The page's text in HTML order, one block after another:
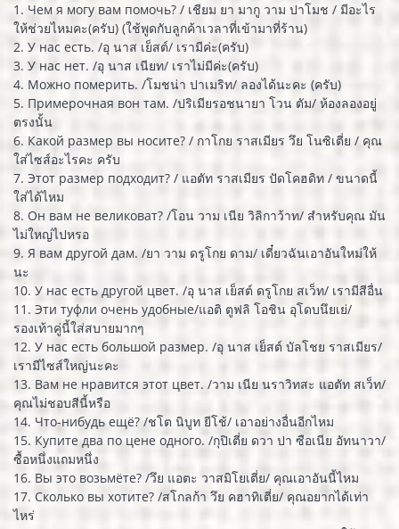
1. Чем я могу вам помочь? / เชียม ยา มากู วาม ปาโมช / มีอะไร
ให้ช่วยไหมคะ(ครับ) (ใช้พูดกับลูกค้าเวลาที่เข้ามาที่ร้าน)
2. У нас есть. /อุ นาส เย็สต์/ เรามีค่ะ(ครับ)
3. У нас нет. /อุ นาส เนียท/ เราไม่มีค่ะ(ครับ)
4. Можно померить. /โมชน่า ปาเมริท/ ลองได้นะคะ (ครับ)
5. Примерочная вон там. /ปริเมียรอชนายา โวน ตัม/ ห้องลองอยู่
ตรงนั้น
6. Какой размер вы носите? / กาโกย ราสเมียร วึย โนซิเตี่ย / คุณ
ใส่ไซส์อะไรคะ ครับ
7. Этот размер подходит? / แอตัท ราสเมียร ปัดโคฮดิท / ขนาดนี้
ใส่ได้ไหม
8. Он вам не великоват? /โอน วาม เนีย วิลิกาว้าท/ สำหรับคุณ มัน
ไม่ใหญ่ไปหรอ
9. Я вам другой дам. /ยา วาม ดรูโกย ดาม/ เดี๋ยวฉันเอาอันใหม่ให้
นะ
10. У нас есть другой цвет. /อุ นาส เย็สต์ ดรูโกย สเว็ท/ เรามีสีอื่น
11. Эти туфли очень удобные/แอติ ตูฟลิ โอชิน อุโดบนึยเย่/
รองเท้าคู่นี้ใส่สบายมากๆ
12. У нас есть большой размер. /อุ นาส เย็สต์ บัลโชย ราสเมียร/
เรามีไซส์ใหญ่นะคะ
13. Вам не нравится этот цвет. /วาม เนีย นราวิทสะ แอตัท สเว็ท/
คุณไม่ชอบสีนี้หรือ
14. Что-нибудь ещё? /ชโต นิบูท ยีโช้/ เอาอย่างอื่นอีกไหม
15. Купите два по цене одного. /กุปิเตี่ย ดวา ปา ซือเนีย อัทนาวา/
ซื้อหนึ่งแถมหนึ่ง
16. Вы это возьмёте? /วึย แอตะ วาสมิโยเตี่ย/ คุณเอาอันนี้ไหม
17. Сколько вы хотите? /สโกลก้า วึย คฮาทิเตี่ย/ คุณอยากได้เท่า
ไหร่